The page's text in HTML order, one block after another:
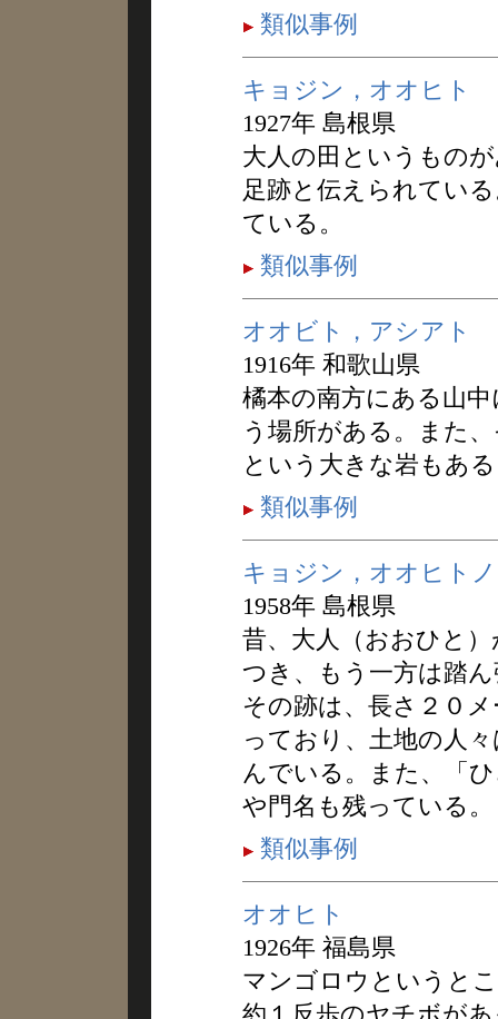
類似事例
キョジン，オオヒト
1927年 島根県
大人の田というもの
足跡と伝えられてい
ている。
類似事例
オオビト，アシアト
1916年 和歌山県
橘本の南方にある山
う場所がある。また
という大きな岩もあ
類似事例
キョジン，オオヒト
1958年 島根県
昔、大人（おおひと
つき、もう一方は踏
その跡は、長さ２０
っており、土地の人
んでいる。また、「
や門名も残っている。
類似事例
オオヒト
1926年 福島県
マンゴロウというと